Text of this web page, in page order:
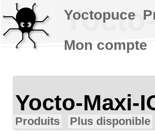
Yocto-Maxi-
Produits
Plus disponible
Yoctopuce
Mon compte